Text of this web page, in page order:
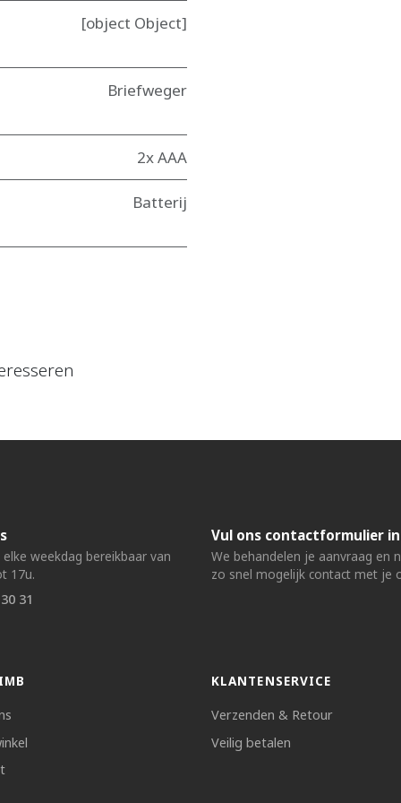
[object Object]
Briefweger
2x AAA
Batterij
weekdag bereikbaar van
17u.
31
Vul ons contactformulier in
We behandelen je aanvraag en
zo snel mogelijk contact met je
KLANTENSERVICE
Verzenden & Retour
Veilig betalen